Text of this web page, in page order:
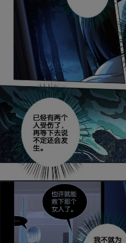
是否前往腾
取消